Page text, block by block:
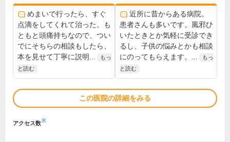
めまいで行ったら、すぐ
点滴をしてくれて治った。も
ともと頭痛持ちなので、つい
でにそちらの相談もしたら、
本を見せて丁寧に説明...
もっ
と読む
近所に昔からある病院。
患者さんも多いです。風邪ひ
いたときとか気軽に受診でき
るし、子供の悩みとかも相談
にのってもらえます。...
もっ
と読む
この医院の詳細をみる
アクセス数※